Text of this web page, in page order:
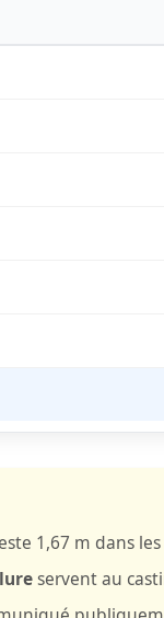
1,67 m dans
servent au